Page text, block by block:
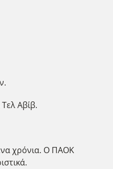
Αβίβ.
χρόνια. Ο ΠΑΟΚ